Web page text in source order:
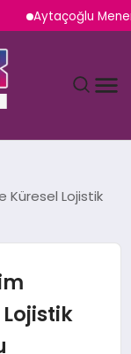
Aytaçoğlu
Küresel Lojistik